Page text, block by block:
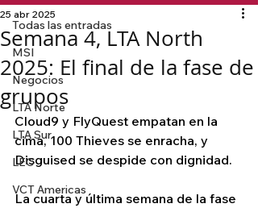
Todas las entradas
MSI
Negocios
LTA Norte
LTA Sur
LEC
VCT Americas
Semana 4, LTA North
2025: El final de la fase de
grupos
25 abr 2025
Cloud9 y FlyQuest empatan en la
cima, 100 Thieves se enracha, y
Disguised se despide con dignidad.
La cuarta y última semana de la fase